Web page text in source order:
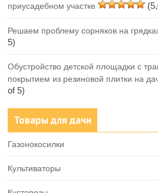
приусадебном участке
Решаем проблему сорняков на
5)
Обустройство детской площадки с
покрытием из резиновой плитки на
of 5)
Товары для дачи
Газонокосилки
Культиваторы